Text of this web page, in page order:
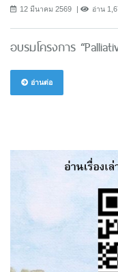
12 มีนาคม 2569 อ่าน
อบรมโครงการ
อ่านต่อ